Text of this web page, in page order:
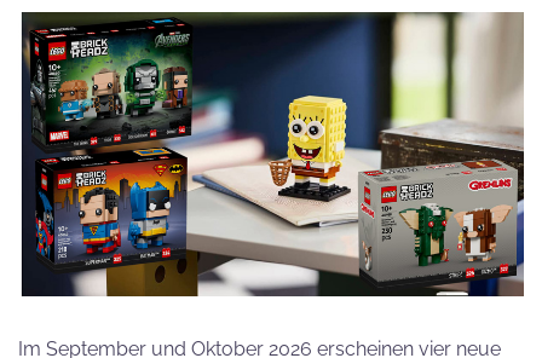
Im September und Oktober 2026 erscheinen vier neue